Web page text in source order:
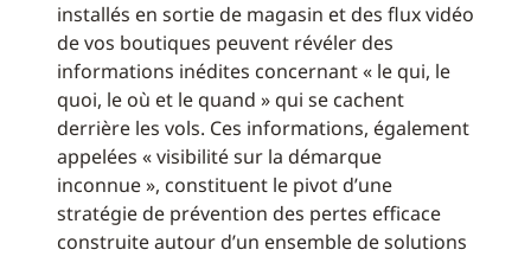
installés en sortie de magasin et des flux vidéo
de vos boutiques peuvent révéler des
informations inédites concernant « le qui, le
quoi, le où et le quand » qui se cachent
derrière les vols. Ces informations, également
appelées « visibilité sur la démarque
inconnue », constituent le pivot d’une
stratégie de prévention des pertes efficace
construite autour d’un ensemble de solutions